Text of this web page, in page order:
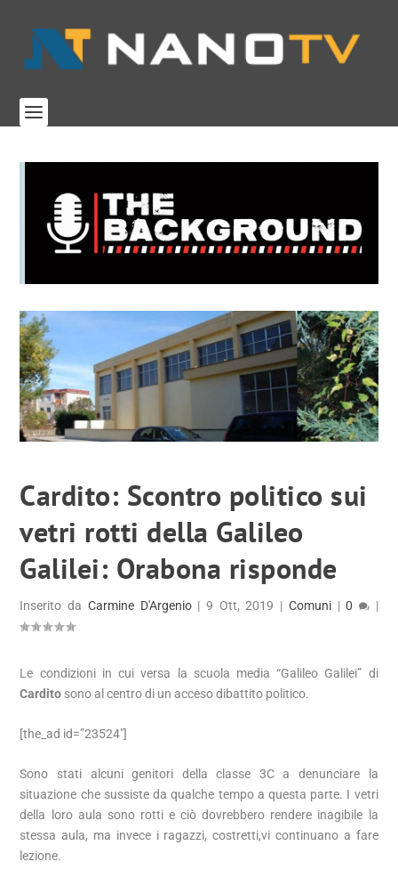
Cardito: Scontro politico sui
vetri rotti della Galileo
Galilei: Orabona risponde
Inserito da Carmine D'Argenio| 9 Ott, 2019 | Comuni|0 |
Le condizioni in cui versa la scuola media “Galileo Galilei” di
Cardito sono al centro di un acceso dibattito politico.
[the_ad id=”23524″]
Sono stati alcuni genitori della classe 3C a denunciare la
situazione che sussiste da qualche tempo a questa parte. I vetri
della loro aula sono rotti e ciò dovrebbero rendere inagibile la
stessa aula, ma invece i ragazzi, costretti,vi continuano a fare
lezione.